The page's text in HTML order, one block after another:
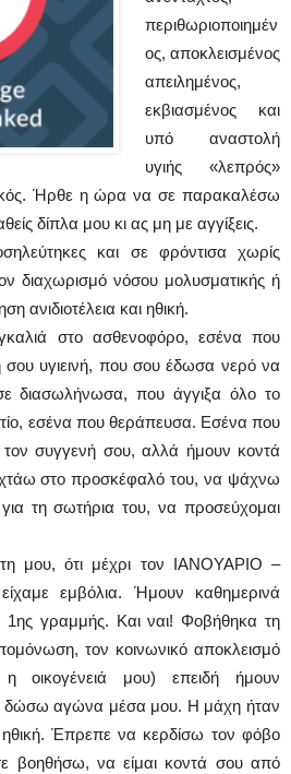
περιθωριοποιημέν
ος, αποκλεισμένος
απειλημένος,
εκβιασμένος και
υπό αναστολή
υγιής «λεπρός»
Ήρθε η ώρα να σε παρακαλέσω
δίπλα μου κι ας μη με αγγίξεις.
και σε φρόντισα χωρίς
διαχωρισμό νόσου μολυσματικής ή
ανιδιοτέλεια και ηθική.
στο ασθενοφόρο, εσένα που
υγιεινή, που σου έδωσα νερό να
διασωλήνωσα, που άγγιξα όλο το
εσένα που θεράπευσα. Εσένα που
συγγενή σου, αλλά ήμουν κοντά
στο προσκέφαλό του, να ψάχνω
τη σωτήρια του, να προσεύχομαι
μου, ότι μέχρι τον ΙΑΝΟΥΑΡΙΟ –
εμβόλια. Ήμουν καθημερινά
1ης γραμμής. Και ναι! Φοβήθηκα τη
τον κοινωνικό αποκλεισμό
μου) επειδή ήμουν
δώσω αγώνα μέσα μου. Η μάχη ήταν
ηθική. Έπρεπε να κερδίσω τον φόβο
βοηθήσω, να είμαι κοντά σου από